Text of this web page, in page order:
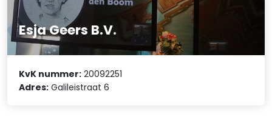
Esja Geers B.V.
KvK nummer: 20092251
Adres: Galileistraat 6